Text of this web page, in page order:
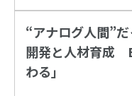
“アナログ人間”
開発と人材育成
わる」